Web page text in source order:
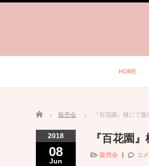
HOME
Home 販売会 『百花園』様にて
2018
08
Jun
『百花園
販売会 コ